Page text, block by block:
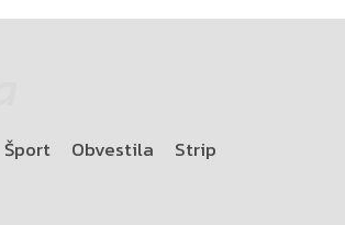
Šport Obvestila
Strip